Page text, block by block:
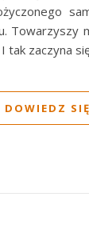
tak zaczyna
DOWIEDZ